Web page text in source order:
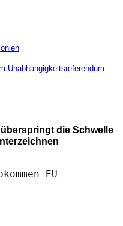
Unabhängigkeitsreferendum
die Schwelle